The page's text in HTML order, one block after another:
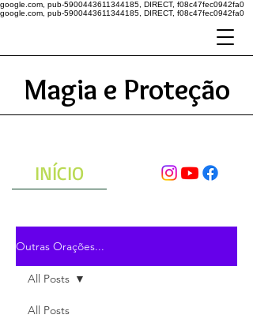
google.com, pub-5900443611344185, DIRECT, f08c47fec0942fa0
google.com, pub-5900443611344185, DIRECT, f08c47fec0942fa0
Magia e Proteção
INÍCIO
Outras Orações...
All Posts
All Posts